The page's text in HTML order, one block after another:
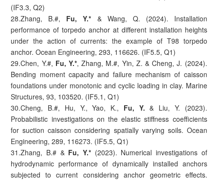
(IF3.3, Q2)
28.Zhang, B.#, Fu, Y.* & Wang, Q. (2024). Installation
performance of torpedo anchor at different installation heights
under the action of currents: the example of T98 torpedo
anchor. Ocean Engineering, 293, 116626. (IF5.5, Q1)
29.Chen, Y.#, Fu, Y.*, Zhang, M.#, Yin, Z. & Cheng, J. (2024).
Bending moment capacity and failure mechanism of caisson
foundations under monotonic and cyclic loading in clay. Marine
Structures, 93, 103520. (IF5.1, Q1)
30.Cheng, B.#, Hu, Y., Yao, K., Fu, Y. & Liu, Y. (2023).
Probabilistic investigations on the elastic stiffness coefficients
for suction caisson considering spatially varying soils. Ocean
Engineering, 289, 116273. (IF5.5, Q1)
31.Zhang, B.# & Fu, Y.* (2023). Numerical investigations of
hydrodynamic performance of dynamically installed anchors
subjected to current considering anchor geometric effects.